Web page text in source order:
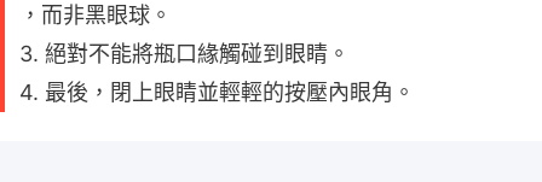
，而非黑眼球。
3. 絕對不能將瓶口緣觸碰到眼睛。
4. 最後，閉上眼睛並輕輕的按壓內眼角。